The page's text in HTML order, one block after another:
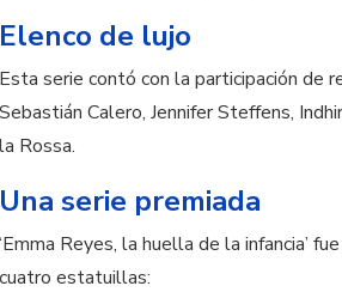
Elenco de lujo
Esta serie contó con la participación de
Sebastián Calero, Jennifer Steffens,
la Rossa.
Una serie premiada
‘Emma Reyes, la huella de la infancia’
cuatro estatuillas: